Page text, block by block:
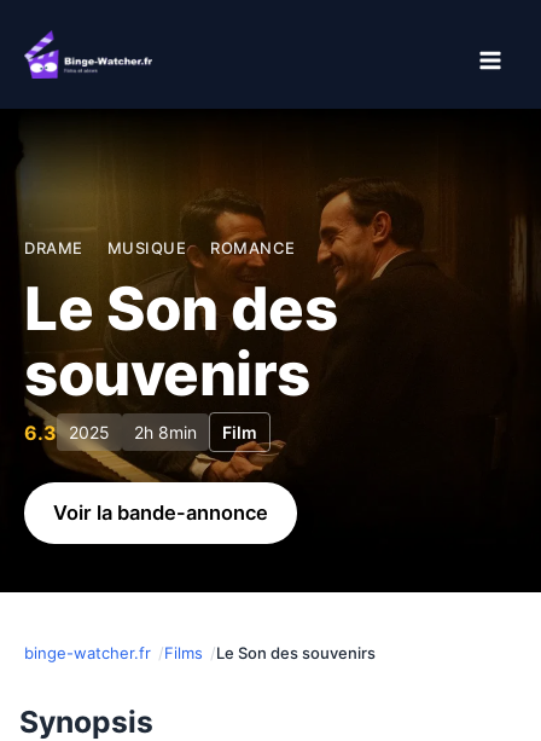
contenu
DRAME MUSIQUE ROMANCE
Le Son des
souvenirs
6.3 2025 2h 8min Film
Voir la bande-annonce
binge-watcher.fr Films Le Son des souvenirs
Synopsis